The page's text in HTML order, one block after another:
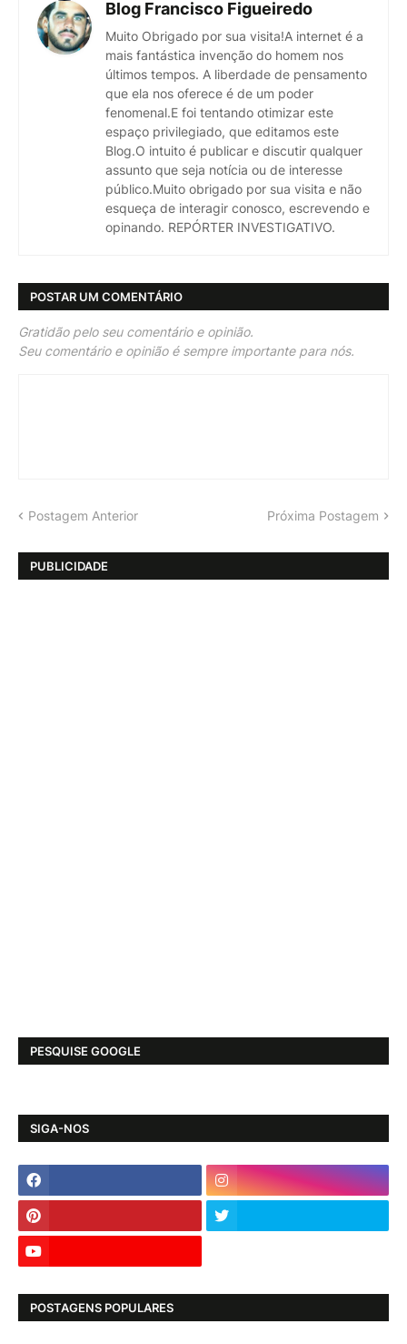
Blog Francisco Figueiredo
Muito Obrigado por sua visita!A internet é a
mais fantástica invenção do homem nos
últimos tempos. A liberdade de pensamento
que ela nos oferece é de um poder
fenomenal.E foi tentando otimizar este
espaço privilegiado, que editamos este
Blog.O intuito é publicar e discutir qualquer
assunto que seja notícia ou de interesse
público.Muito obrigado por sua visita e não
esqueça de interagir conosco, escrevendo e
opinando. REPÓRTER INVESTIGATIVO.
POSTAR UM COMENTÁRIO
Gratidão pelo seu comentário e opinião.
Seu comentário e opinião é sempre importante para nós.
Postagem Anterior Próxima Postagem
PUBLICIDADE
PESQUISE GOOGLE
SIGA-NOS
POSTAGENS POPULARES